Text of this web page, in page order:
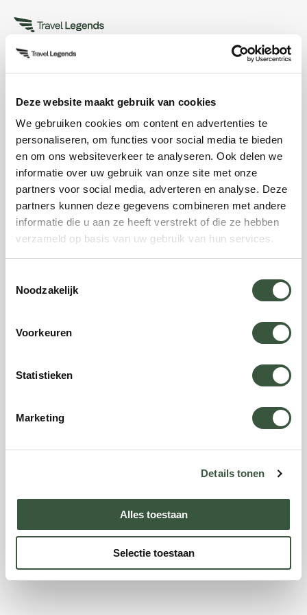
Deze website maakt gebruik van cookies
We gebruiken cookies om content en advertenties te
personaliseren, om functies voor social media te bieden
en om ons websiteverkeer te analyseren. Ook delen we
informatie over uw gebruik van onze site met onze
partners voor social media, adverteren en analyse. Deze
partners kunnen deze gegevens combineren met andere
informatie die u aan ze heeft verstrekt of die ze hebben
verzameld op basis van uw gebruik van hun services.
Noodzakelijk
Voorkeuren
Statistieken
Marketing
Details tonen
Alles toestaan
Selectie toestaan
Offerte aanvragen
Ongeldige waarde voor package-id meegegeven.
Navigeer naar een reis en klik daar op de knop
Offerte aanvragen